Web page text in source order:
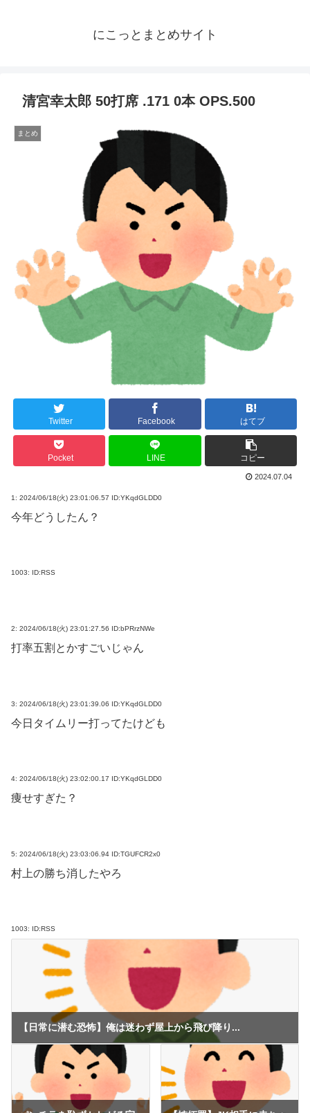
にこっとまとめサイト
清宮幸太郎 50打席 .171 0本 OPS.500
まとめ
Twitter Facebook はてブ
Pocket LINE コピー
2024.07.04
1: 2024/06/18(火) 23:01:06.57 ID:YKqdGLDD0
今年どうしたん？
1003: ID:RSS
2: 2024/06/18(火) 23:01:27.56 ID:bPRrzNWe
打率五割とかすごいじゃん
3: 2024/06/18(火) 23:01:39.06 ID:YKqdGLDD0
今日タイムリー打ってたけども
4: 2024/06/18(火) 23:02:00.17 ID:YKqdGLDD0
痩せすぎた？
5: 2024/06/18(火) 23:03:06.94 ID:TGUFCR2x0
村上の勝ち消したやろ
1003: ID:RSS
【日常に潜む恐怖】俺は迷わず屋上から飛び降り...